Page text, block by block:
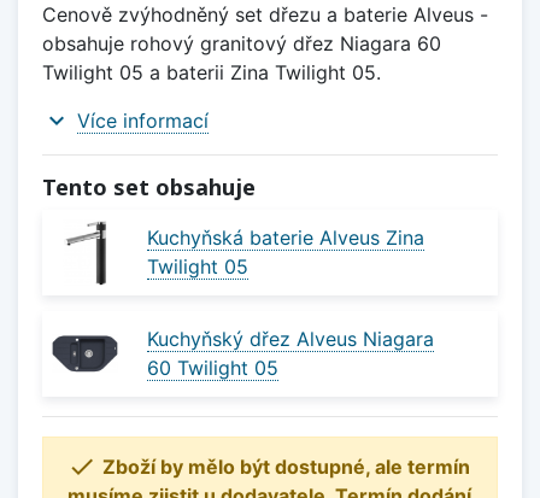
Cenově zvýhodněný set dřezu a baterie Alveus -
obsahuje rohový granitový dřez Niagara 60
Twilight 05 a baterii Zina Twilight 05.
expand_more Více informací
Tento set obsahuje
Kuchyňská baterie Alveus Zina
Twilight 05
Kuchyňský dřez Alveus Niagara
60 Twilight 05
 Zboží by mělo být dostupné, ale termín